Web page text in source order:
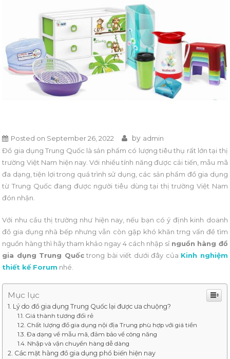
Posted on September 26, 2022 by admin
Đồ gia dụng Trung Quốc là sản phẩm có lượng tiêu thụ rất lớn tại thị
trường Việt Nam hiện nay. Với nhiều tính năng được cải tiến, mẫu mã
đa dạng, tiện lợi trong quá trình sử dụng, các sản phẩm đồ gia dụng
từ Trung Quốc đang được người tiêu dùng tại thị trường Việt Nam
đón nhận.
Với nhu cầu thị trường như hiện nay, nếu bạn có ý định kinh doanh
đồ gia dụng nhà bếp nhưng vẫn còn gặp khó khăn trng vấn đề tìm
nguồn hàng thì hãy tham khảo ngay 4 cách nhập sỉ nguồn hàng đồ
gia dụng Trung Quốctrong bài viết dưới đây của Kinh nghiệm
thiết kế Forum nhé.
Mục lục
Lý do đồ gia dụng Trung Quốc lại được ưa chuộng?
Giá thành tương đối rẻ
Chất lượng đồ gia dụng nội địa Trung phù hợp với giá tiền
Đa dạng về mẫu mã, đảm bảo về công năng
Nhập và vận chuyển hàng dễ dàng
Các mặt hàng đồ gia dụng phổ biến hiện nay